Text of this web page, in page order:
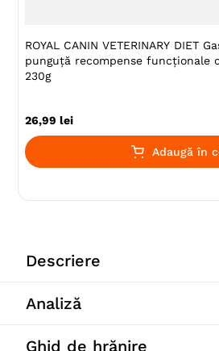
ROYAL CANIN VETERINARY DIET
punguță recompense funcționale
230g
26,99 lei
Adaugă în
Descriere
fină este hrană completă, dietă
tulburărilor de absorbție. Conține
Analiză
Ghid de hrănire